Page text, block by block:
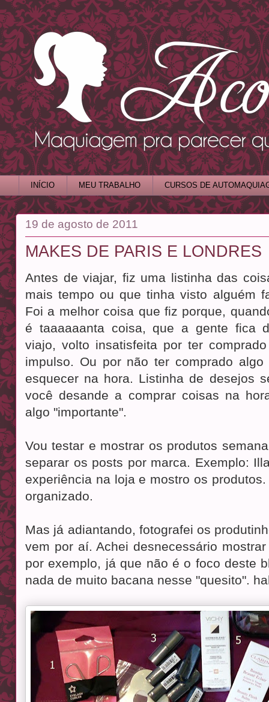
INÍCIO MEU TRABALHO CURSOS DE
19 de agosto de 2011
MAKES DE PARIS E LONDRES
Antes de viajar, fiz uma listinha das
mais tempo ou que tinha visto alguém
Foi a melhor coisa que fiz porque,
é taaaaaanta coisa, que a gente fica
viajo, volto insatisfeita por ter
impulso. Ou por não ter comprado
esquecer na hora. Listinha de desejos
você desande a comprar coisas na
algo "importante".
Vou testar e mostrar os produtos
separar os posts por marca. Exemplo:
experiência na loja e mostro os
organizado.
Mas já adiantando, fotografei os
vem por aí. Achei desnecessário
por exemplo, já que não é o foco deste
nada de muito bacana nesse "quesito".